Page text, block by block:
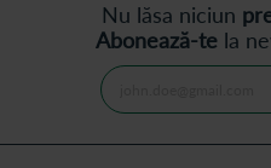
Nu lăsa niciun
Abonează-tela